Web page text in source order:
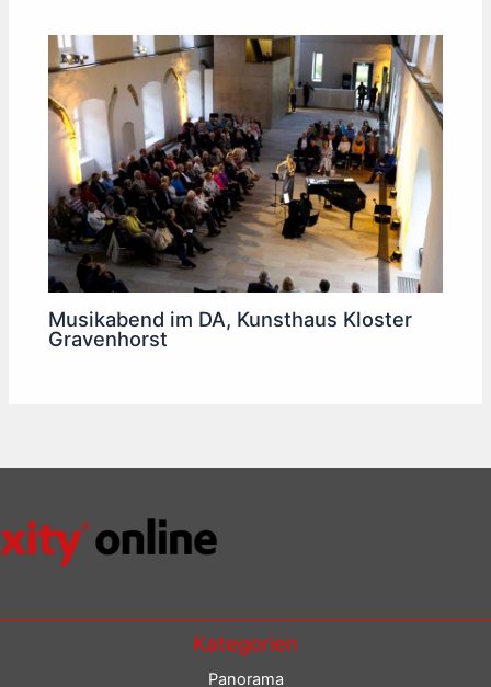
Musikabend im DA, Kunsthaus Kloster
Gravenhorst
Kategorien
Panorama